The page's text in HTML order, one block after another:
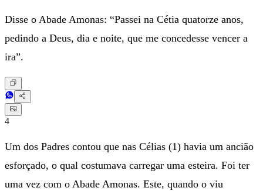
Disse o Abade Amonas: “Passei na Cétia quatorze anos,
pedindo a Deus, dia e noite, que me concedesse vencer a
ira”.
4
Um dos Padres contou que nas Célias (1) havia um ancião
esforçado, o qual costumava carregar uma esteira. Foi ter
uma vez com o Abade Amonas. Este, quando o viu